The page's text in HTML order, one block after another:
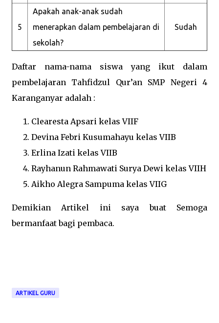
5
Apakah anak-anak sudah
menerapkan dalam pembelajaran di
sekolah?
Sudah
Daftar nama-nama siswa yang ikut dalam
pembelajaran Tahfidzul Qur’an SMP Negeri 4
Karanganyar adalah :
Clearesta Apsari kelas VIIF
Devina Febri Kusumahayu kelas VIIB
Erlina Izati kelas VIIB
Rayhanun Rahmawati Surya Dewi kelas VIIH
Aikho Alegra Sampuma kelas VIIG
Demikian Artikel ini saya buat Semoga
bermanfaat bagi pembaca.
ARTIKEL GURU